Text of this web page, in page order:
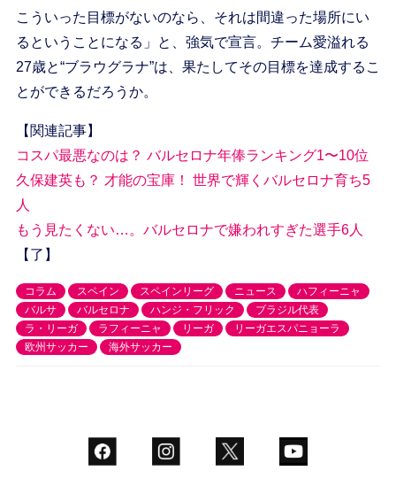
こういった目標がないのなら、それは間違った場所にい
るということになる」と、強気で宣言。チーム愛溢れる
27歳と“ブラウグラナ”は、果たしてその目標を達成するこ
とができるだろうか。
【関連記事】
コスパ最悪なのは？ バルセロナ年俸ランキング1〜10位
久保建英も？ 才能の宝庫！ 世界で輝くバルセロナ育ち5
人
もう見たくない…。バルセロナで嫌われすぎた選手6人
【了】
コラム スペイン スペインリーグ ニュース
ハフィーニャ
バルサ
バルセロナ ハンジ・フリック
ブラジル代表
ラ・リーガ
ラフィーニャ リーガ
リーガエスパニョーラ
欧州サッカー
海外サッカー